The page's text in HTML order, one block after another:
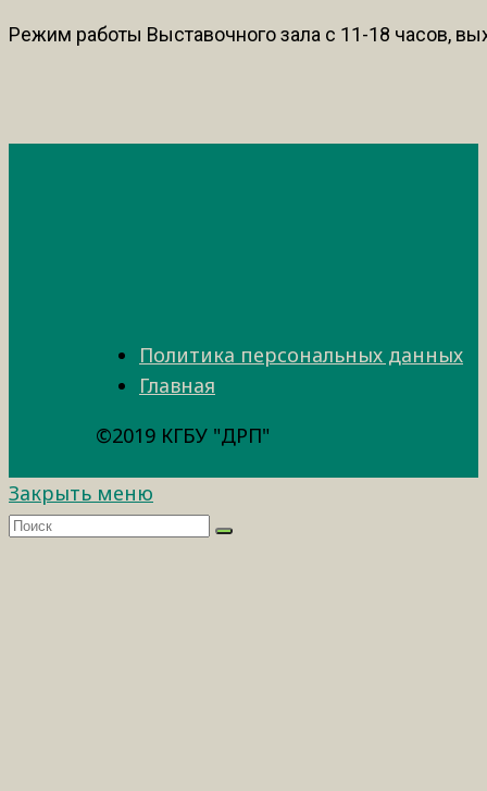
Режим работы Выставочного зала с 11-18 часов,
Политика персональных данных
Главная
©2019 КГБУ "ДРП"
Закрыть меню